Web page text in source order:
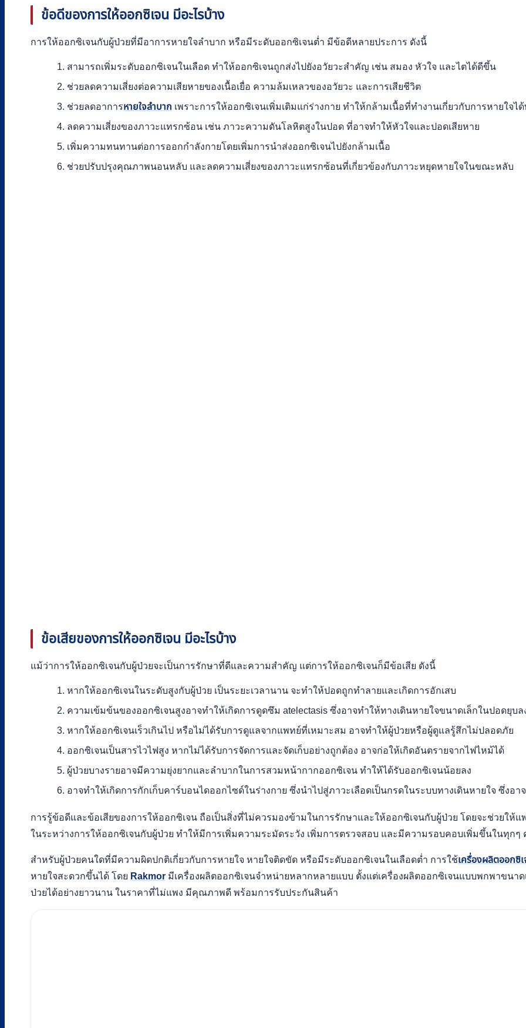
ข้อดีของการให้ออกซิเจน มีอะไรบ้าง
การให้ออกซิเจนกับผู้ป่วยที่มีอาการหายใจลำบาก หรือมีระดับออกซิเจนต่ำ มีข้อดีหลายประการ ดังนี้
สามารถเพิ่มระดับออกซิเจนในเลือด ทำให้ออกซิเจนถูกส่งไปยังอวัยวะสำคัญ เช่น สมอง หัวใจ และไตได้ดีขึ้น
ช่วยลดความเสี่ยงต่อความเสียหายของเนื้อเยื่อ ความล้มเหลวของอวัยวะ และการเสียชีวิต
ช่วยลดอาการหายใจลำบาก เพราะการให้ออกซิเจนเพิ่มเติมแก่ร่างกาย ทำให้กล้ามเนื้อที่ทำงานเกี่ยวกับการหายใจไ
ลดความเสี่ยงของภาวะแทรกซ้อน เช่น ภาวะความดันโลหิตสูงในปอด ที่อาจทำให้หัวใจและปอดเสียหาย
เพิ่มความทนทานต่อการออกกำลังกายโดยเพิ่มการนำส่งออกซิเจนไปยังกล้ามเนื้อ
ช่วยปรับปรุงคุณภาพนอนหลับ และลดความเสี่ยงของภาวะแทรกซ้อนที่เกี่ยวข้องกับภาวะหยุดหายใจในขณะหลับ
ข้อเสียของการให้ออกซิเจน มีอะไรบ้าง
แม้ว่าการให้ออกซิเจนกับผู้ป่วยจะเป็นการรักษาที่ดีและความสำคัญ แต่การให้ออกซิเจนก็มีข้อเสีย ดังนี้
หากให้ออกซิเจนในระดับสูงกับผู้ป่วย เป็นระยะเวลานาน จะทำให้ปอดถูกทำลายและเกิดการอักเสบ
ความเข้มข้นของออกซิเจนสูงอาจทำให้เกิดการดูดซึม atelectasis ซึ่งอาจทำให้ทางเดินหายใจขนาดเล็กในปอดยุบล
หากให้ออกซิเจนเร็วเกินไป หรือไม่ได้รับการดูแลจากแพทย์ที่เหมาะสม อาจทำให้ผู้ป่วยหรือผู้ดูแลรู้สึกไม่ปลอดภัย
ออกซิเจนเป็นสารไวไฟสูง หากไม่ได้รับการจัดการและจัดเก็บอย่างถูกต้อง อาจก่อให้เกิดอันตรายจากไฟไหม้ได้
ผู้ป่วยบางรายอาจมีความยุ่งยากและลำบากในการสวมหน้ากากออกซิเจน ทำให้ได้รับออกซิเจนน้อยลง
อาจทำให้เกิดการกักเก็บคาร์บอนไดออกไซด์ในร่างกาย ซึ่งนำไปสู่ภาวะเลือดเป็นกรดในระบบทางเดินหายใจ ซึ่งอา
การรู้ข้อดีและข้อเสียของการให้ออกซิเจน ถือเป็นสิ่งที่ไม่ควรมองข้ามในการรักษาและให้ออกซิเจนกับผู้ป่วย โดยจะช่วยให้
ในระหว่างการให้ออกซิเจนกับผู้ป่วย ทำให้มีการเพิ่มความระมัดระวัง เพิ่มการตรวจสอบ และมีความรอบคอบเพิ่มขึ้นในทุก
สำหรับผู้ป่วยคนใดที่มีความผิดปกติเกี่ยวกับการหายใจ หายใจติดขัด หรือมีระดับออกซิเจนในเลือดต่ำ การใช้เครื่องผลิตออกซิ
หายใจสะดวกขึ้นได้ โดย Rakmor มีเครื่องผลิตออกซิเจนจำหน่ายหลากหลายแบบ ตั้งแต่เครื่องผลิตออกซิเจนแบบพกพาขน
ป่วยได้อย่างยาวนาน ในราคาที่ไม่แพง มีคุณภาพดี พร้อมการรับประกันสินค้า